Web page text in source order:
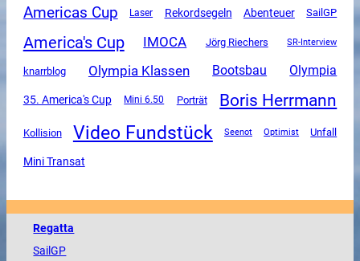
Americas Cup Laser Rekordsegeln Abenteuer SailGP
America's Cup IMOCA Jörg Riechers SR-Interview
knarrblog Olympia Klassen Bootsbau Olympia
35. America's Cup Mini 6.50 Porträt Boris Herrmann
Kollision Video Fundstück Seenot Optimist Unfall
Mini Transat
Regatta
SailGP